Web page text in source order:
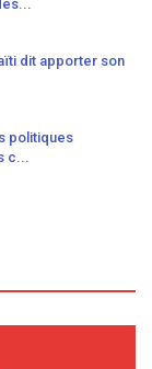
dit apporter son
politiques
c...